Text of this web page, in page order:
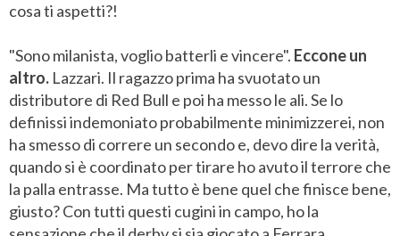
cosa ti aspetti?!
"Sono milanista, voglio batterli e vincere". Eccone un
altro. Lazzari. Il ragazzo prima ha svuotato un
distributore di Red Bull e poi ha messo le ali. Se lo
definissi indemoniato probabilmente minimizzerei, non
ha smesso di correre un secondo e, devo dire la verità,
quando si è coordinato per tirare ho avuto il terrore che
la palla entrasse. Ma tutto è bene quel che finisce bene,
giusto? Con tutti questi cugini in campo, ho la